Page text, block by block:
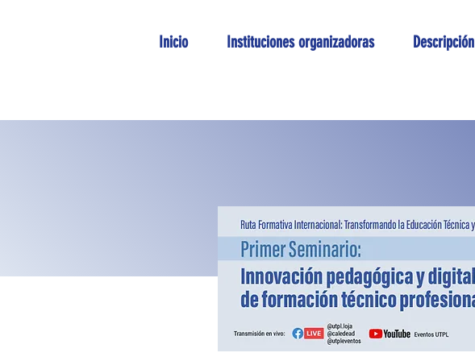
Inicio Instituciones organizadoras Descripción